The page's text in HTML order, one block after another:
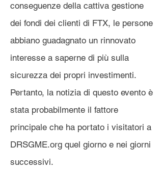
conseguenze della cattiva gestione
dei fondi dei clienti di FTX, le persone
abbiano guadagnato un rinnovato
interesse a saperne di più sulla
sicurezza dei propri investimenti.
Pertanto, la notizia di questo evento è
stata probabilmente il fattore
principale che ha portato i visitatori a
DRSGME.org quel giorno e nei giorni
successivi.